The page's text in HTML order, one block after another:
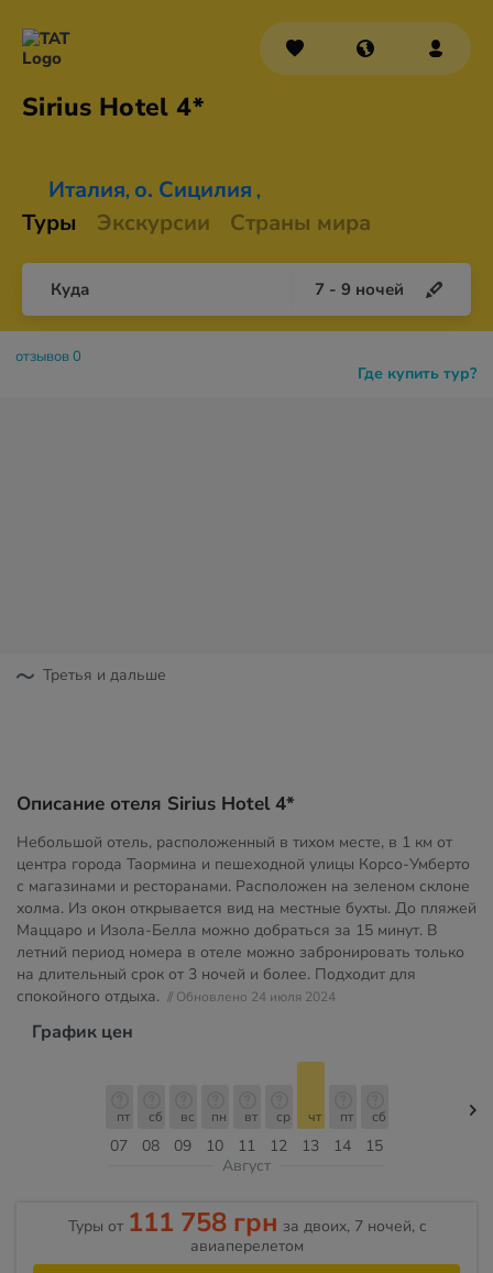
Sirius Hotel 4*
Италия, о. Сицилия ,
Туры Экскурсии Страны мира
Куда 7 - 9 ночей
Где купить тур?
отзывов 0
Третья и дальше
Описание отеля Sirius Hotel 4*
Небольшой отель, расположенный в тихом месте, в 1 км от
центра города Таормина и пешеходной улицы Корсо-Умберто
с магазинами и ресторанами. Расположен на зеленом склоне
холма. Из окон открывается вид на местные бухты. До пляжей
Маццаро и Изола-Белла можно добраться за 15 минут. В
летний период номера в отеле можно забронировать только
на длительный срок от 3 ночей и более. Подходит для
спокойного отдыха. // Обновлено 24 июля 2024
График цен
07
пт
08
сб
09
вс
10
пн
11
вт
12
ср
13
чт
14
пт
15
сб
Август
Туры от 111 758 грн за двоих, 7 ночей, c
авиаперелетом